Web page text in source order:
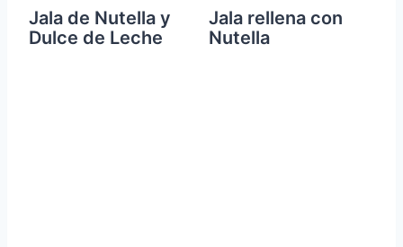
Jala de Nutella y
Dulce de Leche
Jala rellena con
Nutella